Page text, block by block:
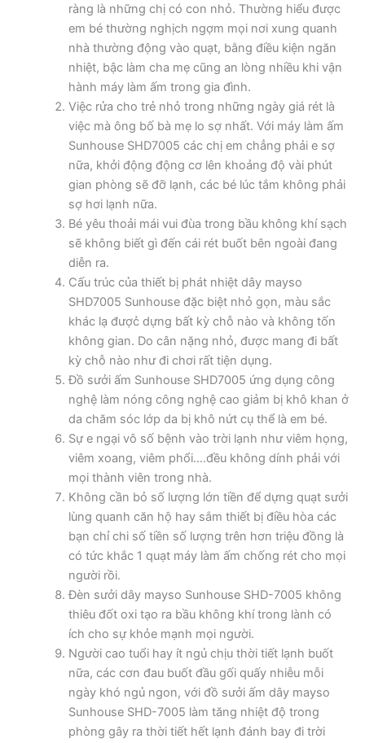
ràng là những chị có con nhỏ. Thường hiểu được
em bé thường nghịch ngợm mọi nơi xung quanh
nhà thường động vào quạt, bằng điều kiện ngăn
nhiệt, bậc làm cha mẹ cũng an lòng nhiều khi vận
hành máy làm ấm trong gia đình.
Việc rửa cho trẻ nhỏ trong những ngày giá rét là
việc mà ông bố bà mẹ lo sợ nhất. Với máy làm ấm
Sunhouse SHD7005 các chị em chẳng phải e sợ
nữa, khởi động động cơ lên khoảng độ vài phút
gian phòng sẽ đỡ lạnh, các bé lúc tắm không phải
sợ hơi lạnh nữa.
Bé yêu thoải mái vui đùa trong bầu không khí sạch
sẽ không biết gì đến cái rét buốt bên ngoài đang
diễn ra.
Cấu trúc của thiết bị phát nhiệt dây mayso
SHD7005 Sunhouse đặc biệt nhỏ gọn, màu sắc
khác lạ được̉ dựng bất kỳ chỗ nào và không tốn
không gian. Do cân nặng nhỏ, được mang đi bất
kỳ chỗ nào như đi chơi rất tiện dụng.
Đồ sưởi ấm Sunhouse SHD7005 ứng dụng công
nghệ làm nóng công nghệ cao giảm bị khô khan ở
da chăm sóc lớp da bị khô nứt cụ thể là em bé.
Sự e ngại vô số bệnh vào trời lạnh như viêm họng,
viêm xoang, viêm phổi….đều không dính phải với
mọi thành viên trong nhà.
Không cần bỏ số lượng lớn tiền để dựng quạt sưởi
lùng quanh căn hộ hay sắm thiết bị điều hòa các
bạn chỉ chi số tiền số lượng trên hơn triệu đồng là
có tức khắc 1 quạt máy làm ấm chống rét cho mọi
người rồi.
Đèn sưởi dây mayso Sunhouse SHD-7005 không
thiêu đốt oxi tạo ra bầu không khí trong lành có
ích cho sự khỏe mạnh mọi người.
Người cao tuổi hay ít ngủ chịu thời tiết lạnh buốt
nữa, các cơn đau buốt đầu gối quấy nhiễu mỗi
ngày khó ngủ ngon, với đồ sưởi ấm dây mayso
Sunhouse SHD-7005 làm tăng nhiệt độ trong
phòng gây ra thời tiết hết lạnh đánh bay đi trời